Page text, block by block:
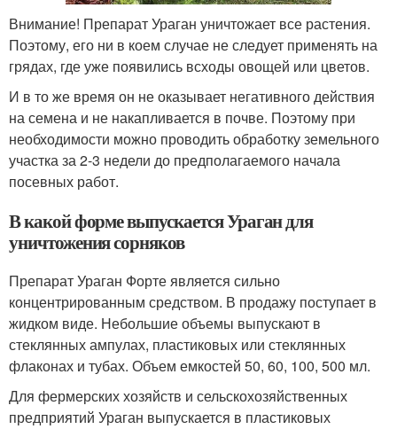
Внимание! Препарат Ураган уничтожает все растения.
Поэтому, его ни в коем случае не следует применять на
грядах, где уже появились всходы овощей или цветов.
И в то же время он не оказывает негативного действия
на семена и не накапливается в почве. Поэтому при
необходимости можно проводить обработку земельного
участка за 2-3 недели до предполагаемого начала
посевных работ.
В какой форме выпускается Ураган для
уничтожения сорняков
Препарат Ураган Форте является сильно
концентрированным средством. В продажу поступает в
жидком виде. Небольшие объемы выпускают в
стеклянных ампулах, пластиковых или стеклянных
флаконах и тубах. Объем емкостей 50, 60, 100, 500 мл.
Для фермерских хозяйств и сельскохозяйственных
предприятий Ураган выпускается в пластиковых